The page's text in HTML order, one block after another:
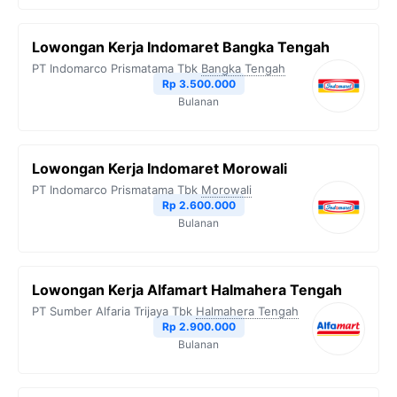
Lowongan Kerja Indomaret Bangka Tengah
PT Indomarco Prismatama Tbk Bangka Tengah
Rp 3.500.000
Bulanan
Lowongan Kerja Indomaret Morowali
PT Indomarco Prismatama Tbk Morowali
Rp 2.600.000
Bulanan
Lowongan Kerja Alfamart Halmahera Tengah
PT Sumber Alfaria Trijaya Tbk Halmahera Tengah
Rp 2.900.000
Bulanan